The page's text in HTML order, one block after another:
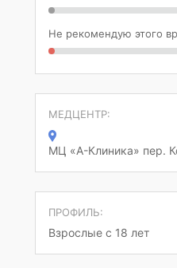
Не рекомендую этого
МЕДЦЕНТР:
МЦ «А-Клиника» пер.
ПРОФИЛЬ:
Взрослые с 18 лет